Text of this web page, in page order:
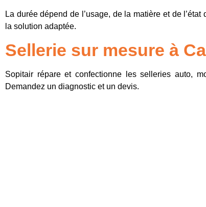
La durée dépend de l’usage, de la matière et de
la solution adaptée.
Sellerie sur mesure à
Sopitair répare et confectionne les selleries auto,
Demandez un diagnostic et un devis.